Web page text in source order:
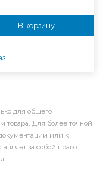
В корзину
для общего
товара. Для более точной
или к
за собой право